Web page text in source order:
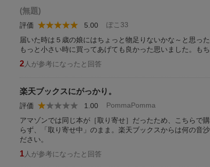
(無題)
ぽこ33
評価 5.00
届いた時は５歳の娘にはちょっと物足りないかな～と思っ
もっと小さい時に買ってあげても良かった思いました。も
2 人が参考になったと回答
楽天ブックスにがっかり。
PommaPomma
評価 1.00
アマゾンでは同じ本が［取り寄せ］だったため、こちらで
らず、「取り寄せ中」のまま。楽天ブックスからは何の音
ださい。
1 人が参考になったと回答